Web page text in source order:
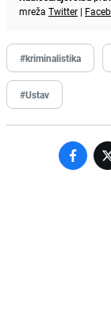
mreža Twitter |
#kriminalistika
#Ustav